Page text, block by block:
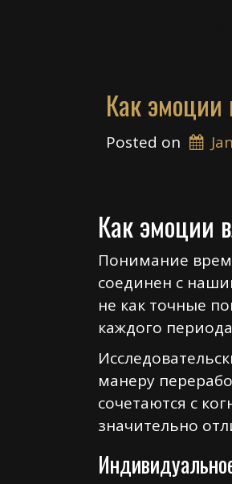
Как эмоции
Posted on
Как эмоции
Понимание
соединен с
не как точные
каждого
манеру
сочетаются с
значительно